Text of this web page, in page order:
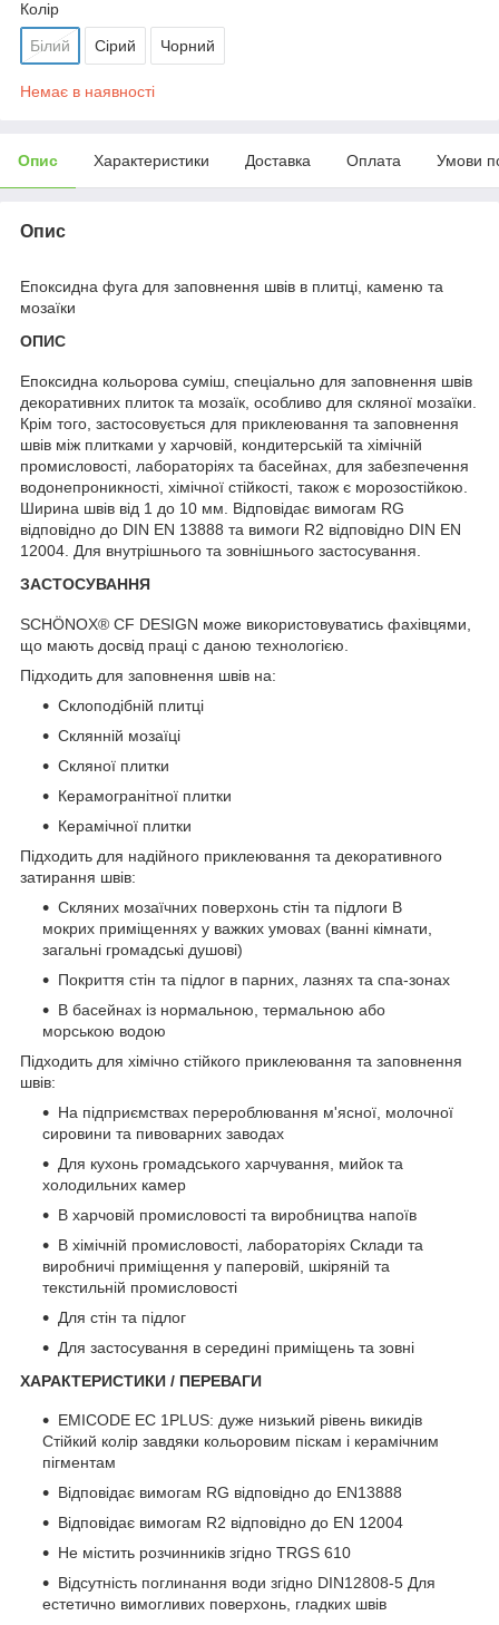
Колір
Білий Сірий Чорний
Немає в наявності
Опис Характеристики Доставка Оплата Умови
Опис
Епоксидна фуга для заповнення швів в плитці, каменю та
мозаїки
ОПИС
Епоксидна кольорова суміш, спеціально для заповнення швів
декоративних плиток та мозаїк, особливо для скляної мозаїки.
Крім того, застосовується для приклеювання та заповнення
швів між плитками у харчовій, кондитерській та хімічній
промисловості, лабораторіях та басейнах, для забезпечення
водонепроникності, хімічної стійкості, також є морозостійкою.
Ширина швів від 1 до 10 мм. Відповідає вимогам RG
відповідно до DIN EN 13888 та вимоги R2 відповідно DIN EN
12004. Для внутрішнього та зовнішнього застосування.
ЗАСТОСУВАННЯ
SCHÖNOX® CF DESIGN може використовуватись фахівцями,
що мають досвід праці с даною технологією.
Підходить для заповнення швів на:
Склоподібній плитці
Склянній мозаїці
Скляної плитки
Керамогранітної плитки
Керамічної плитки
Підходить для надійного приклеювання та декоративного
затирання швів:
Скляних мозаїчних поверхонь стін та підлоги В
мокрих приміщеннях у важких умовах (ванні кімнати,
загальні громадські душові)
Покриття стін та підлог в парних, лазнях та спа-зонах
В басейнах із нормальною, термальною або
морською водою
Підходить для хімічно стійкого приклеювання та заповнення
швів:
На підприємствах перероблювання м'ясної, молочної
сировини та пивоварних заводах
Для кухонь громадського харчування, мийок та
холодильних камер
В харчовій промисловості та виробництва напоїв
В хімічній промисловості, лабораторіях Склади та
виробничі приміщення у паперовій, шкіряній та
текстильній промисловості
Для стін та підлог
Для застосування в середині приміщень та зовні
ХАРАКТЕРИСТИКИ / ПЕРЕВАГИ
EMICODE EC 1PLUS: дуже низький рівень викидів
Стійкий колір завдяки кольоровим піскам і керамічним
пігментам
Відповідає вимогам RG відповідно до EN13888
Відповідає вимогам R2 відповідно до EN 12004
Не містить розчинників згідно TRGS 610
Відсутність поглинання води згідно DIN12808-5 Для
естетично вимогливих поверхонь, гладких швів